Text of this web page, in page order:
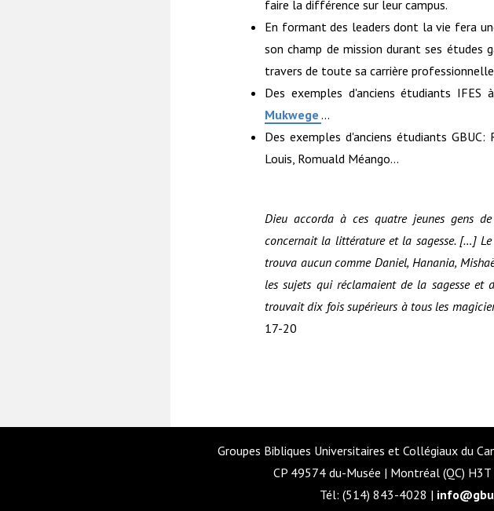
faire la différence sur leur campus.
En formant des leaders dont la vie fera
son champ de mission durant ses études
travers de toute sa carrière
Des exemples d'anciens étudiants IFES
Mukwege …
Des exemples d'anciens étudiants
Louis, Romuald Méango…
Dieu accorda à ces quatre jeunes gens
concernait la littérature et la sagesse. […]
trouva aucun comme Daniel, Hanania,
les sujets qui réclamaient de la sagesse et
trouvait dix fois supérieurs à tous les
17-20
Groupes Bibliques Universitaires et Collégiaux du
CP 49574 du-Musée | Montréal (QC) H3T
Tél: (514) 843-4028 |